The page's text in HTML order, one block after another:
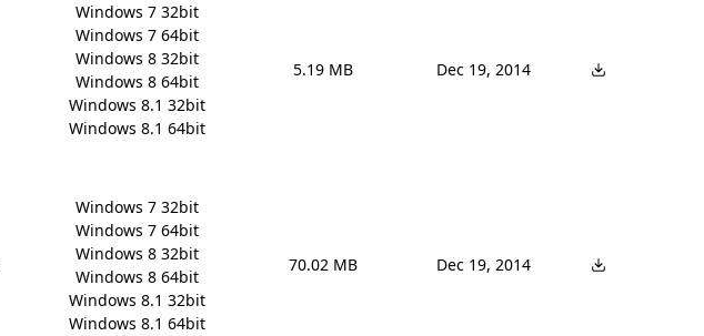
Windows 7 32bit
Windows 7 64bit
Windows 8 32bit
Windows 8 64bit
Windows 8.1 32bit
Windows 8.1 64bit
5.19 MB Dec 19, 2014
Windows 7 32bit
Windows 7 64bit
Windows 8 32bit
Windows 8 64bit
Windows 8.1 32bit
Windows 8.1 64bit
70.02 MB Dec 19, 2014